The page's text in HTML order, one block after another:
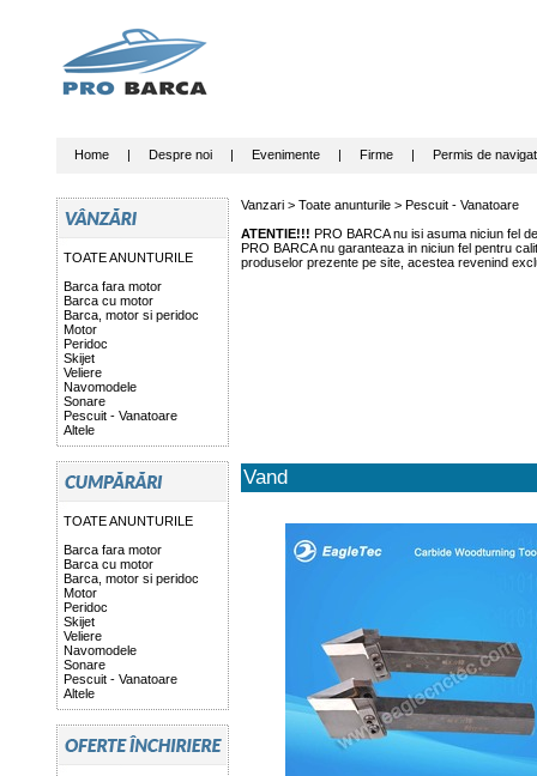
Home| Despre noi| Evenimente| Firme| Permis de
TOATE ANUNTURILE
Barca fara motor
Barca cu motor
Barca, motor si peridoc
Motor
Peridoc
Skijet
Veliere
Navomodele
Sonare
Pescuit - Vanatoare
Altele
TOATE ANUNTURILE
Barca fara motor
Barca cu motor
Barca, motor si peridoc
Motor
Peridoc
Skijet
Veliere
Navomodele
Sonare
Pescuit - Vanatoare
Altele
Vanzari > Toate anunturile> Pescuit - Vanatoare
ATENTIE!!! PRO BARCA nu isi asuma niciun fel
PRO BARCA nu garanteaza in niciun fel pentru
produselor prezente pe site, acestea revenind
Vand